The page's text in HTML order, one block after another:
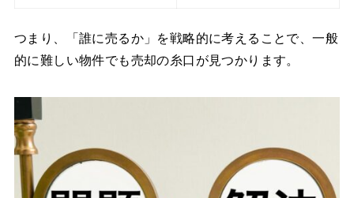
つまり、「誰に売るか」を戦略的に考えることで、一般
的に難しい物件でも売却の糸口が見つかります。